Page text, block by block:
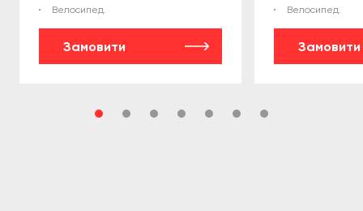
Велосипед.
Замовити
Велосипед.
Замовити